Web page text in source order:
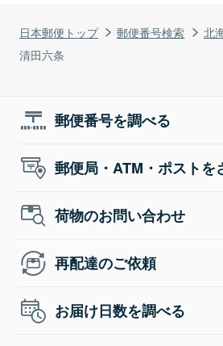
日本郵便トップ 郵便番号検索 北
清田六条
郵便番号を調べる
郵便局・ATM・ポストを
荷物のお問い合わせ
再配達のご依頼
お届け日数を調べる